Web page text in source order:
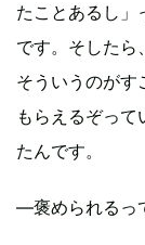
たことあるし」
です。そしたら
そういうのがす
もらえるぞっ
たんです。
―褒められるっ